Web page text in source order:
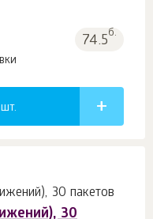
74.5б.
шт.
30